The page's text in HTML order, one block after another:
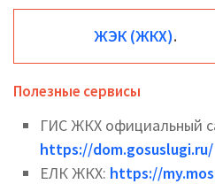
ЖЭК (ЖКХ).
Полезные сервисы
ГИС ЖКХ официальный
https://dom.gosuslugi.ru/
ЕЛК ЖКХ: https://